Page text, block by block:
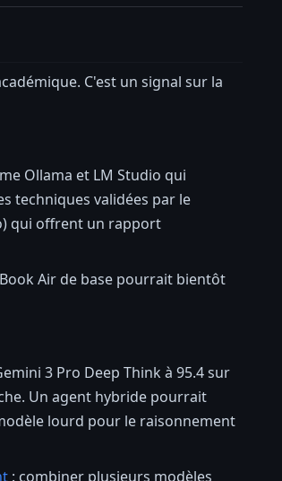
C'est un signal sur la
Ollama et LM Studio qui
techniques validées par le
qui offrent un rapport
Air de base pourrait bientôt
3 Pro Deep Think à 95.4 sur
Un agent hybride pourrait
lourd pour le raisonnement
: combiner plusieurs modèles